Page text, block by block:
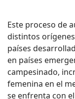
Este proceso de
distintos
países
en países
campesinado,
femenina en el
se enfrenta con